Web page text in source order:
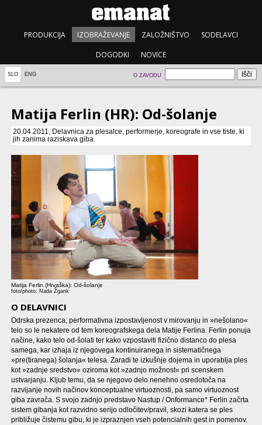
PRODUKCIJA IZOBRAŽEVANJE ZALOŽNIŠTVO SODELAVCI
DOGODKI NOVICE
SLO ENG O ZAVODU
Matija Ferlin (HR): Od-šolanje
20.04.2011, Delavnica za plesalce, performerje, koreografe in vse tiste, ki
jih zanima raziskava giba.
Matija Ferlin (Hrvaška): Od-šolanje
foto/photo: Nada Žgank
O DELAVNICI
Odrska prezenca, performativna izpostavljenost v mirovanju in »nešolano«
telo so le nekatere od tem koreografskega dela Matije Ferlina. Ferlin ponuja
načine, kako telo od-šolati ter kako vzpostaviti fizično distanco do plesa
samega, kar izhaja iz njegovega kontinuiranega in sistematičnega
»pre(tiranega) šolanja« telesa. Zaradi te izkušnje dojema in uporablja ples
kot »zadnje sredstvo« oziroma kot »zadnjo možnost« pri scenskem
ustvarjanju. Kljub temu, da se njegovo delo nenehno osredotoča na
razvijanje novih načinov konceptualne virtuoznosti, pa samo virtuoznost
giba zavrača. S svojo zadnjo predstavo Nastup / Onformance* Ferlin začrta
sistem gibanja kot razvidno serijo odločitev/pravil, skozi katera se ples
približuje čistemu gibu, ki je izpraznjen vseh potencialnih gest in pomenov.